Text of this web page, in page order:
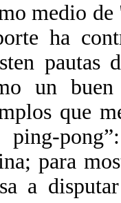
medio
ha
pautas
un
que
ping-
para
a